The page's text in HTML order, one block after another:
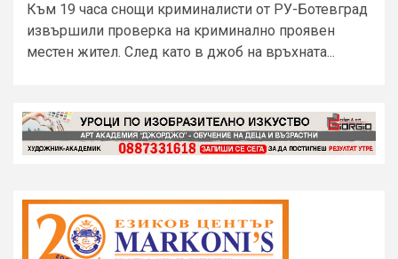
Към 19 часа снощи криминалисти от РУ-Ботевград
извършили проверка на криминално проявен
местен жител. След като в джоб на връхната...